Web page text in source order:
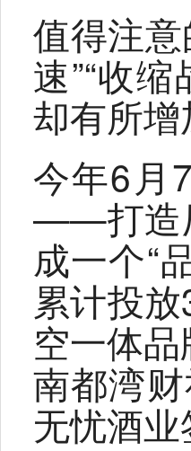
值得注
速”“收
却有所增
今年6月
——打造
成一个“
累计投
空一体
南都湾
无忧酒